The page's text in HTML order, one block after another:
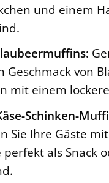
und einem
Geschmack von
mit einem
Schinken-
Sie Ihre Gäste
als Snack